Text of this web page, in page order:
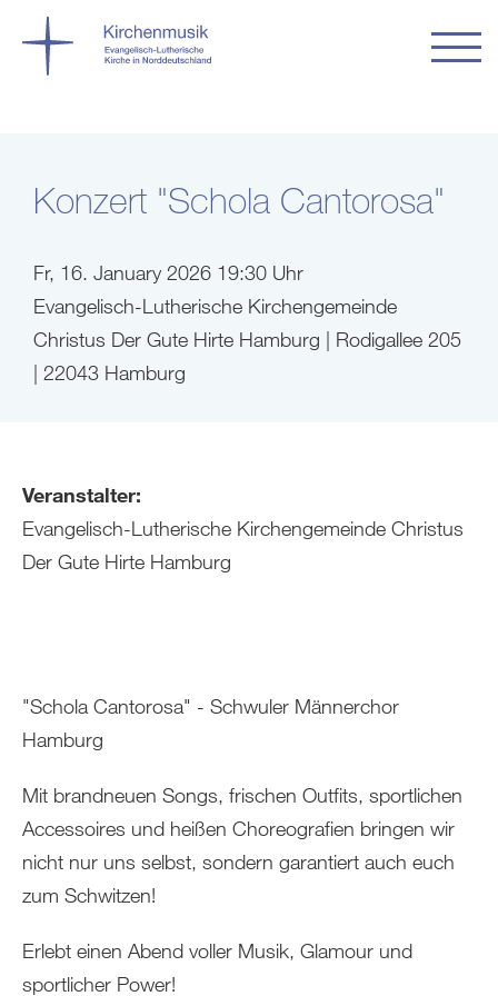
Konzert "Schola Cantorosa"
Fr, 16. January 2026 19:30 Uhr
Evangelisch-Lutherische Kirchengemeinde
Christus Der Gute Hirte Hamburg | Rodigallee 205
| 22043 Hamburg
Veranstalter:
Evangelisch-Lutherische Kirchengemeinde Christus
Der Gute Hirte Hamburg
"Schola Cantorosa" - Schwuler Männerchor
Hamburg
Mit brandneuen Songs, frischen Outfits, sportlichen
Accessoires und heißen Choreografien bringen wir
nicht nur uns selbst, sondern garantiert auch euch
zum Schwitzen!
Erlebt einen Abend voller Musik, Glamour und
sportlicher Power!